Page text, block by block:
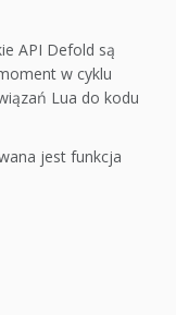
API Defold są
w cyklu
Lua do kodu
jest funkcja